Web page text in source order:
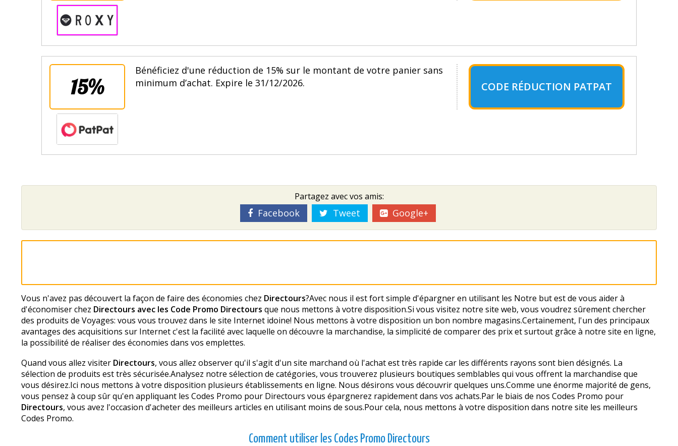
15%
Bénéficiez d'une réduction de 15% sur le montant de votre panier sans
minimum d’achat. Expire le 31/12/2026.
CODE RÉDUCTION PATPAT
Partagez avec vos amis:
Facebook Tweet Google+
Vous n'avez pas découvert la façon de faire des économies chez Directours?Avec nous il est fort simple d'épargner en utilisant les Notre but est de vous aider à
d'économiser chez Directours avec les Code Promo Directours que nous mettons à votre disposition.Si vous visitez notre site web, vous voudrez sûrement chercher
des produits de Voyages: vous vous trouvez dans le site Internet idoine! Nous mettons à votre disposition un bon nombre magasins.Certainement, l'un des principaux
avantages des acquisitions sur Internet c'est la facilité avec laquelle on découvre la marchandise, la simplicité de comparer des prix et surtout grâce à notre site en ligne,
la possibilité de réaliser des économies dans vos emplettes.
Quand vous allez visiter Directours, vous allez observer qu'il s'agit d'un site marchand où l'achat est très rapide car les différents rayons sont bien désignés. La
sélection de produits est très sécurisée.Analysez notre sélection de catégories, vous trouverez plusieurs boutiques semblables qui vous offrent la marchandise que
vous désirez.Ici nous mettons à votre disposition plusieurs établissements en ligne. Nous désirons vous découvrir quelques uns.Comme une énorme majorité de gens,
vous pensez à coup sûr qu'en appliquant les Codes Promo pour Directours vous épargnerez rapidement dans vos achats.Par le biais de nos Codes Promo pour
Directours, vous avez l'occasion d'acheter des meilleurs articles en utilisant moins de sous.Pour cela, nous mettons à votre disposition dans notre site les meilleurs
Codes Promo.
Comment utiliser les Codes Promo Directours